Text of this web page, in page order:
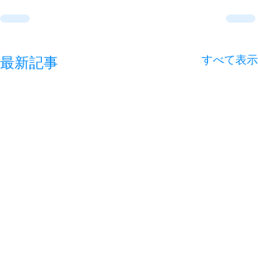
最新記事 すべて表示